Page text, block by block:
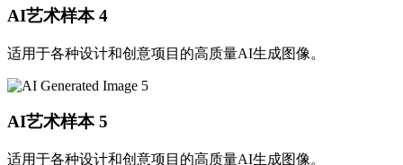
AI艺术样本 4
适用于各种设计和创意项目的高质量AI生成图像。
AI艺术样本 5
适用于各种设计和创意项目的高质量AI生成图像。